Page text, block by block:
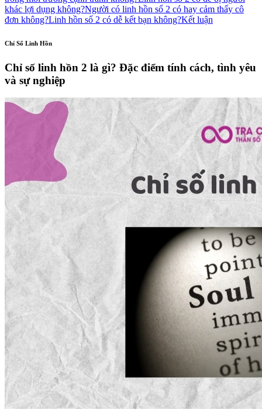
khác lợi dụng không?Người có linh hồn số 2 có hay cảm thấy cô
đơn không?Linh hồn số 2 có dễ kết bạn không?Kết luận
Chỉ Số Linh Hồn
Chỉ số linh hồn 2 là gì? Đặc điểm tính cách, tình yêu
và sự nghiệp